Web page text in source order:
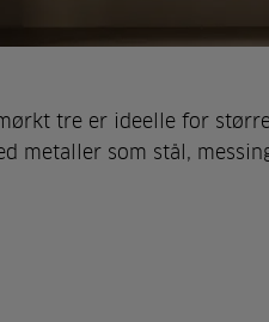
tre er ideelle for
metaller som stål,